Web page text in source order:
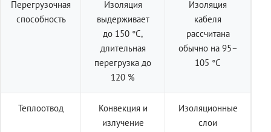
Перегрузочная
способность
Изоляция
выдерживает
до 150 °C,
длительная
перегрузка до
120 %
Изоляция
кабеля
рассчитана
обычно на 95–
105 °C
Теплоотвод
Конвекция и
излучение
Изоляционные
слои